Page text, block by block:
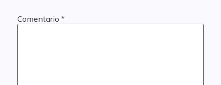
Comentario *